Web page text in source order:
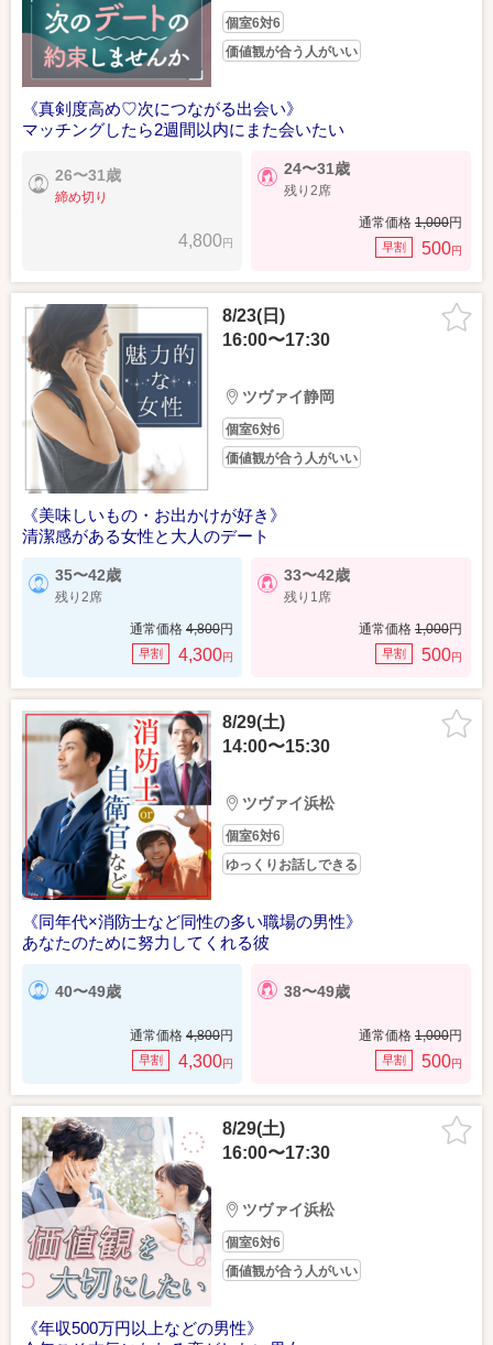
個室6対6
価値観が合う人がいい
《真剣度高め♡次につながる出会い》
マッチングしたら2週間以内にまた会いたい
26〜31歳
締め切り
4,800円
24〜31歳
残り2席
通常価格 1,000円
早割 500円
8/23(日)
16:00〜17:30
ツヴァイ静岡
個室6対6
価値観が合う人がいい
《美味しいもの・お出かけが好き》
清潔感がある女性と大人のデート
35〜42歳
残り2席
通常価格 4,800円
早割 4,300円
33〜42歳
残り1席
通常価格 1,000円
早割 500円
8/29(土)
14:00〜15:30
ツヴァイ浜松
個室6対6
ゆっくりお話しできる
《同年代×消防士など同性の多い職場の男性》
あなたのために努力してくれる彼
40〜49歳
通常価格 4,800円
早割 4,300円
38〜49歳
通常価格 1,000円
早割 500円
8/29(土)
16:00〜17:30
ツヴァイ浜松
個室6対6
価値観が合う人がいい
《年収500万円以上などの男性》